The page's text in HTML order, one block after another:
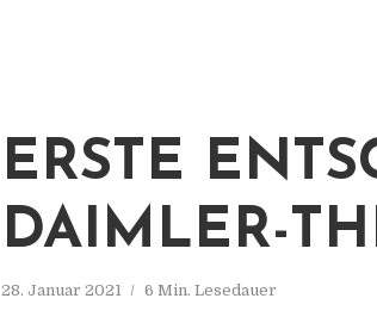
ERSTE
DAIMLER-
28. Januar 2021 6 Min. Lesedauer